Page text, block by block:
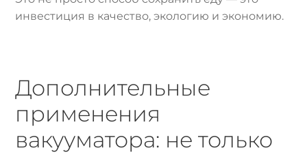
инвестиция в качество, экологию и экономию.
Дополнительные
применения
вакууматора: не только